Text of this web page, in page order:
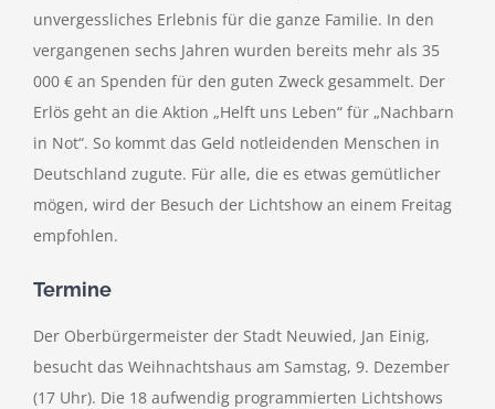
unvergessliches Erlebnis für die ganze Familie. In den
vergangenen sechs Jahren wurden bereits mehr als 35
000 € an Spenden für den guten Zweck gesammelt. Der
Erlös geht an die Aktion „Helft uns Leben“ für „Nachbarn
in Not“. So kommt das Geld notleidenden Menschen in
Deutschland zugute. Für alle, die es etwas gemütlicher
mögen, wird der Besuch der Lichtshow an einem Freitag
empfohlen.
Termine
Der Oberbürgermeister der Stadt Neuwied, Jan Einig,
besucht das Weihnachtshaus am Samstag, 9. Dezember
(17 Uhr). Die 18 aufwendig programmierten Lichtshows